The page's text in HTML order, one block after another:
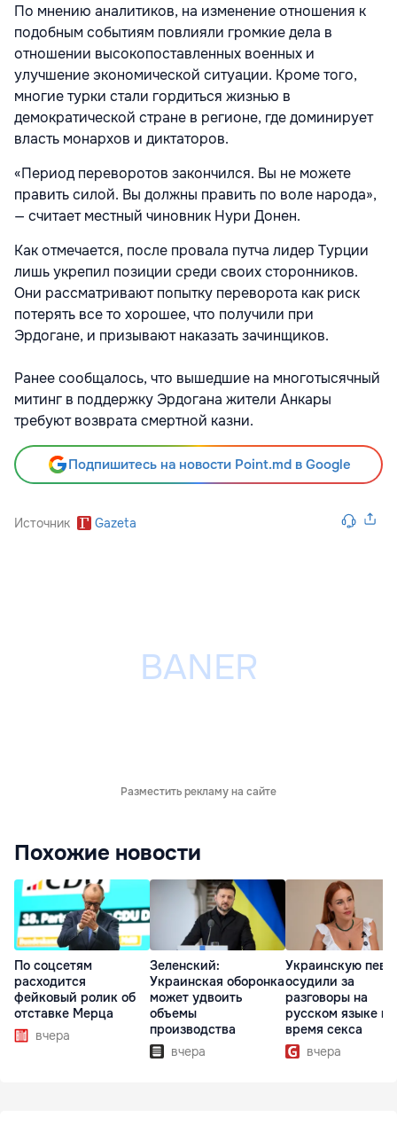
По мнению аналитиков, на изменение отношения к
подобным событиям повлияли громкие дела в
отношении высокопоставленных военных и
улучшение экономической ситуации. Кроме того,
многие турки стали гордиться жизнью в
демократической стране в регионе, где доминирует
власть монархов и диктаторов.
«Период переворотов закончился. Вы не можете
править силой. Вы должны править по воле народа»,
— считает местный чиновник Нури Донен.
Как отмечается, после провала путча лидер Турции
лишь укрепил позиции среди своих сторонников.
Они рассматривают попытку переворота как риск
потерять все то хорошее, что получили при
Эрдогане, и призывают наказать зачинщиков.
Ранее сообщалось, что вышедшие на многотысячный
митинг в поддержку Эрдогана жители Анкары
требуют возврата смертной казни.
Подпишитесь на новости Point.md в Google
Источник Gazeta
Разместить рекламу на сайте
Похожие новости
По соцсетям
расходится
фейковый ролик об
отставке Мерца
вчера
Зеленский:
Украинская оборонка
может удвоить
объемы
производства
вчера
Украинскую
осудили за
разговоры на
русском языке во
время секса
вчера